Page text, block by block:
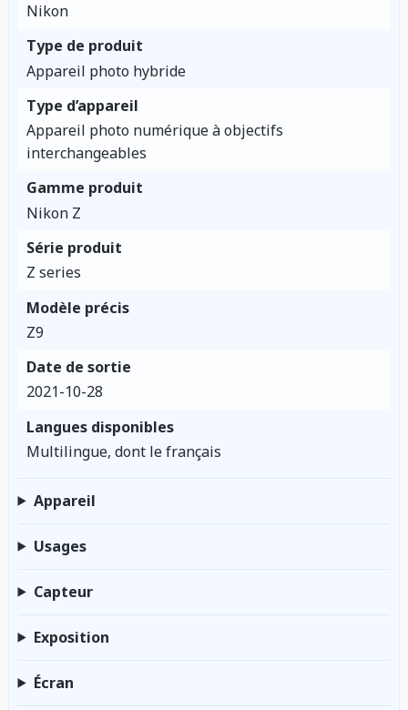
Nikon
Type de produit
Appareil photo hybride
Type d’appareil
Appareil photo numérique à objectifs
interchangeables
Gamme produit
Nikon Z
Série produit
Z series
Modèle précis
Z9
Date de sortie
2021-10-28
Langues disponibles
Multilingue, dont le français
Appareil
Usages
Capteur
Exposition
Écran